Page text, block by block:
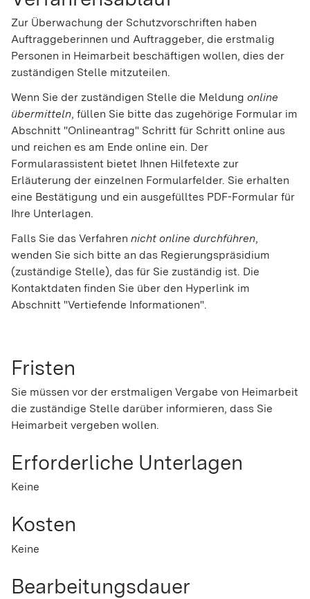
Zur Überwachung der Schutzvorschriften haben
Auftraggeberinnen und Auftraggeber, die erstmalig
Personen in Heimarbeit beschäftigen wollen, dies der
zuständigen Stelle mitzuteilen.
Wenn Sie der zuständigen Stelle die Meldung online
übermitteln, füllen Sie bitte das zugehörige Formular im
Abschnitt "Onlineantrag" Schritt für Schritt online aus
und reichen es am Ende online ein. Der
Formularassistent bietet Ihnen Hilfetexte zur
Erläuterung der einzelnen Formularfelder. Sie erhalten
eine Bestätigung und ein ausgefülltes PDF-Formular für
Ihre Unterlagen.
Falls Sie das Verfahren nicht online durchführen,
wenden Sie sich bitte an das Regierungspräsidium
(zuständige Stelle), das für Sie zuständig ist. Die
Kontaktdaten finden Sie über den Hyperlink im
Abschnitt "Vertiefende Informationen".
Fristen
Sie müssen vor der erstmaligen Vergabe von Heimarbeit
die zuständige Stelle darüber informieren, dass Sie
Heimarbeit vergeben wollen.
Erforderliche Unterlagen
Keine
Kosten
Keine
Bearbeitungsdauer